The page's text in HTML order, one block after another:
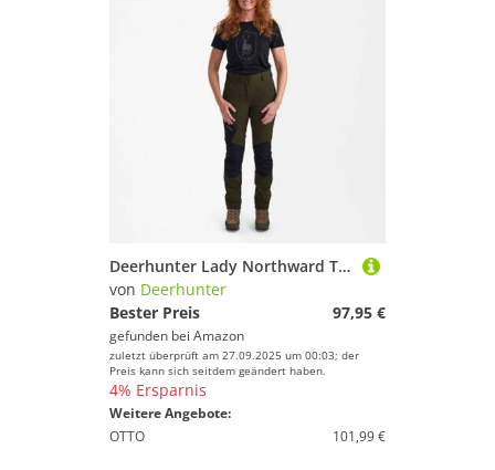
Deerhunter Lady Northward Trousers Bark GreenBlack
von Deerhunter
Bester Preis
97,95 €
gefunden bei Amazon
zuletzt überprüft am 27.09.2025 um 00:03; der
Preis kann sich seitdem geändert haben.
4% Ersparnis
Weitere Angebote:
OTTO
101,99 €